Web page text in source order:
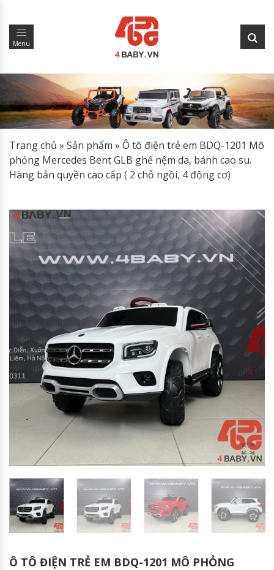
Menu
Trang chủ » Sản phẩm » Ô tô điện trẻ em BDQ-1201 Mô
phỏng Mercedes Bent GLB ghế nệm da, bánh cao su.
Hàng bản quyền cao cấp ( 2 chỗ ngồi, 4 động cơ)
Ô TÔ ĐIỆN TRẺ EM BDQ-1201 MÔ PHỎNG